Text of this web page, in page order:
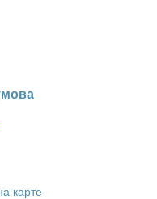
карте